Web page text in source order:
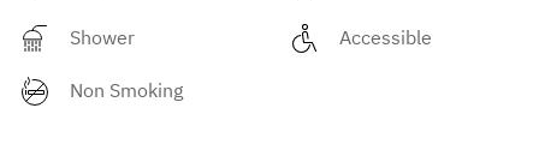
Shower Accessible
Non Smoking